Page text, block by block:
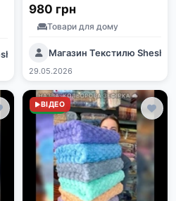
980 грн
Товари для дому
Магазин Текстилю
29.05.2026
Нове
ВІДЕО